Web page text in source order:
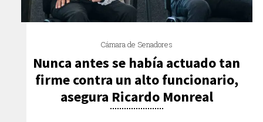
Cámara de Senadores
Nunca antes se había actuado tan
firme contra un alto funcionario,
asegura Ricardo Monreal